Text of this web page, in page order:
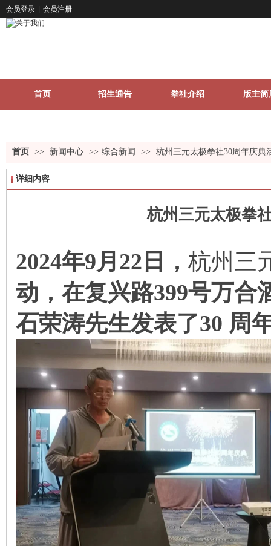
会员登录 会员注册
首页 招生通告 拳社介绍 版主简
首页 >> 新闻中心 >> 综合新闻 >> 杭州三元太极拳社30周年庆典
详细内容
杭州三元太极拳
2024年9月 22 日， 杭州三
动 ，在复兴路399号万合
石荣涛先生发表了30 周